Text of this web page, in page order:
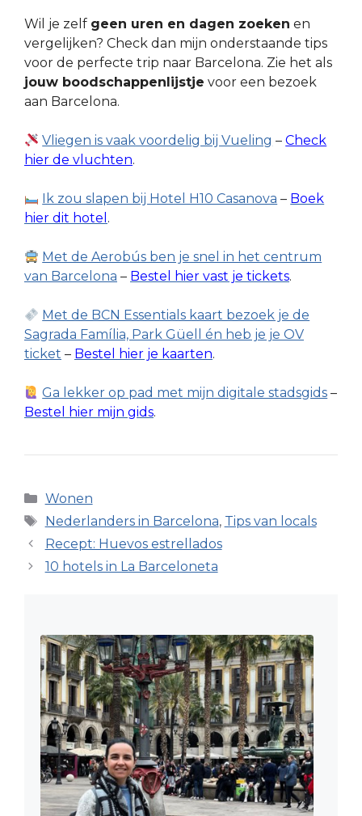
Wil je zelf geen uren en dagen zoeken en
vergelijken? Check dan mijn onderstaande tips
voor de perfecte trip naar Barcelona. Zie het als
jouw boodschappenlijstje voor een bezoek
aan Barcelona.
Vliegen is vaak voordelig bij Vueling –Check
hier de vluchten.
Ik zou slapen bij Hotel H10 Casanova – Boek
hier dit hotel .
Met de Aerobús ben je snel in het centrum
van Barcelona – Bestel hier vast je tickets.
Met de BCN Essentials kaart bezoek je de
Sagrada Família, Park Güell én heb je je OV
ticket – Bestel hier je kaarten.
Ga lekker op pad met mijn digitale stadsgids –
Bestel hier mijn gids.
Categorieën
Wonen
Tags
Nederlanders in Barcelona, Tips van locals
Recept: Huevos estrellados
10 hotels in La Barceloneta